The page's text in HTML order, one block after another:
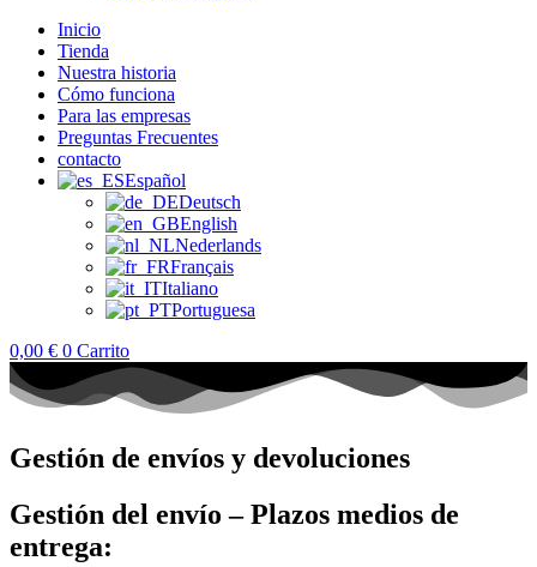
Inicio
Tienda
Nuestra historia
Cómo funciona
Para las empresas
Preguntas Frecuentes
contacto
Español
Deutsch
English
Nederlands
Français
Italiano
Portuguesa
0,00 € 0 Carrito
Gestión de envíos y devoluciones
Gestión del envío – Plazos medios de
entrega: